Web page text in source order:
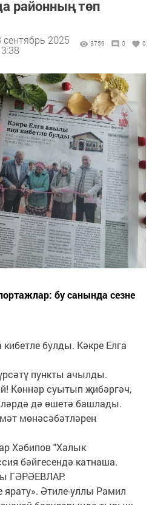
районның төп
сентябрь 2025
3759 0 0
бу санында сезне
булды. Кәкре Елга
пункты ачылды.
Көннәр суытып җибәргәч,
дә өшетә башлады.
мөнәсәбәтләрен
Хәбипов "Халык
бәйгесендә катнаша.
ГӘРӘЕВЛАР:
Әтиле-уллы Рамил